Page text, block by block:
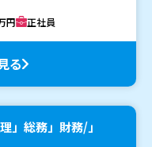
円 正社員
る
」総務」財務/」